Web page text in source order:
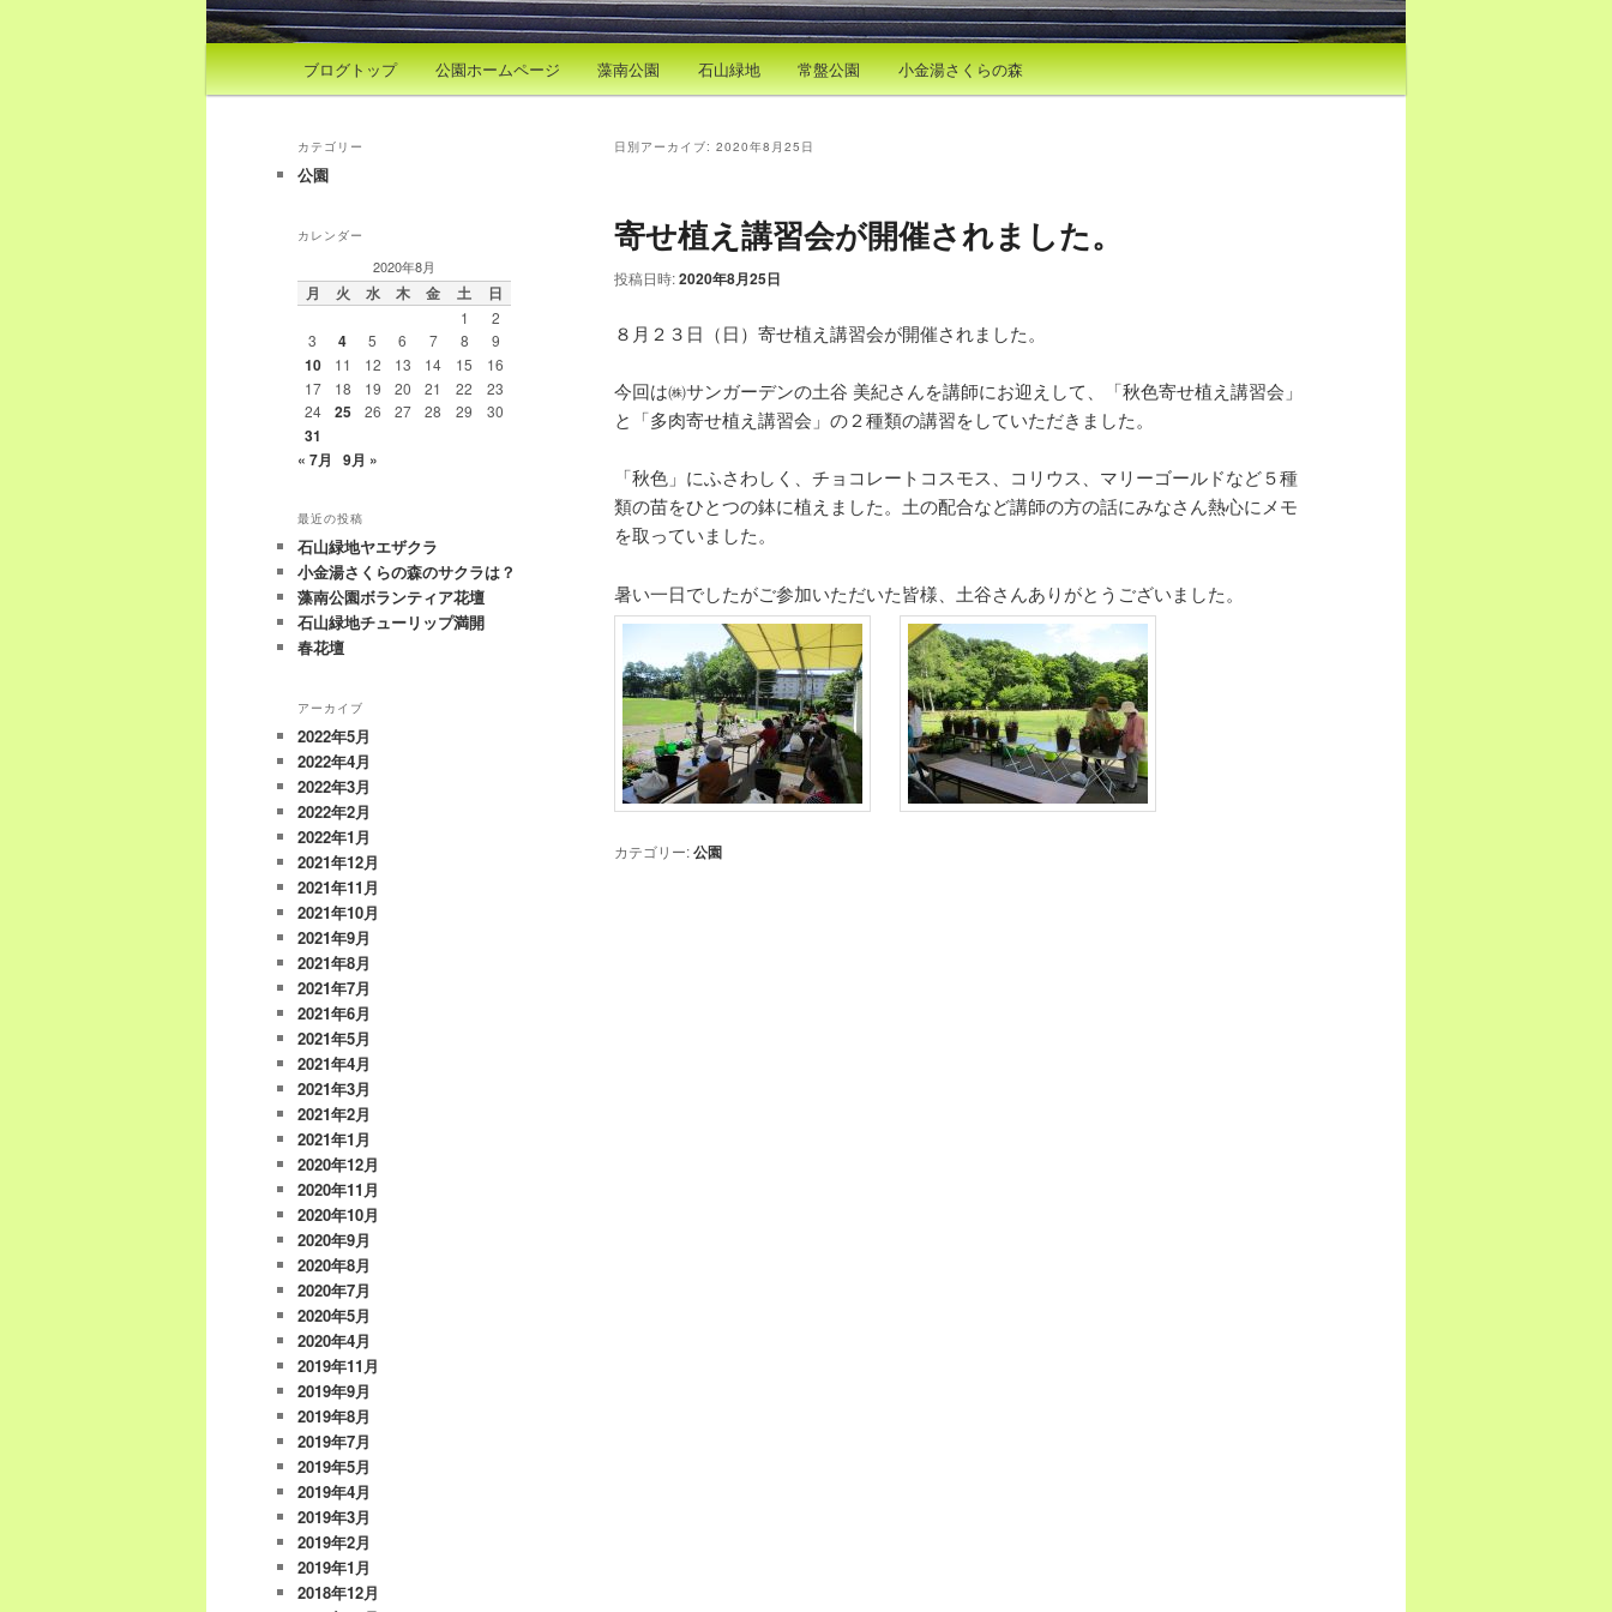
メインメニューブログトップ 公園ホームページ 藻南公園 石山緑地 常盤公園 小金湯さくらの森
日別アーカイブ: 2020年8月25日
寄せ植え講習会が開催されました。
投稿日時:2020年8月25日
８月２３日（日）寄せ植え講習会が開催されました。
今回は㈱サンガーデンの土谷 美紀さんを講師にお迎えして、「秋色寄せ植え講習会」
と「多肉寄せ植え講習会」の２種類の講習をしていただきました。
「秋色」にふさわしく、チョコレートコスモス、コリウス、マリーゴールドなど５種
類の苗をひとつの鉢に植えました。土の配合など講師の方の話にみなさん熱心にメモ
を取っていました。
暑い一日でしたがご参加いただいた皆様、土谷さんありがとうございました。
カテゴリー:公園
カテゴリー
公園
カレンダー
2020年8月
月 火 水 木 金 土 日
1
2
3
4 5 6 7 8 9
10 11 12 13 14 15
16
17
18 19 20 21 22
23
24
25 26 27 28 29 30
31
« 7月
9月 »
最近の投稿
石山緑地ヤエザクラ
小金湯さくらの森のサクラは？
藻南公園ボランティア花壇
石山緑地チューリップ満開
春花壇
アーカイブ
2022年5月
2022年4月
2022年3月
2022年2月
2022年1月
2021年12月
2021年11月
2021年10月
2021年9月
2021年8月
2021年7月
2021年6月
2021年5月
2021年4月
2021年3月
2021年2月
2021年1月
2020年12月
2020年11月
2020年10月
2020年9月
2020年8月
2020年7月
2020年5月
2020年4月
2019年11月
2019年9月
2019年8月
2019年7月
2019年5月
2019年4月
2019年3月
2019年2月
2019年1月
2018年12月